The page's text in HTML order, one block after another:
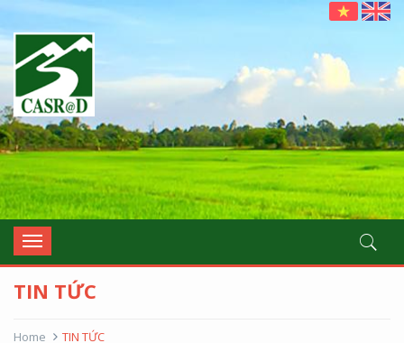
Toggle
navigation
TIN TỨC
Home TIN TỨC